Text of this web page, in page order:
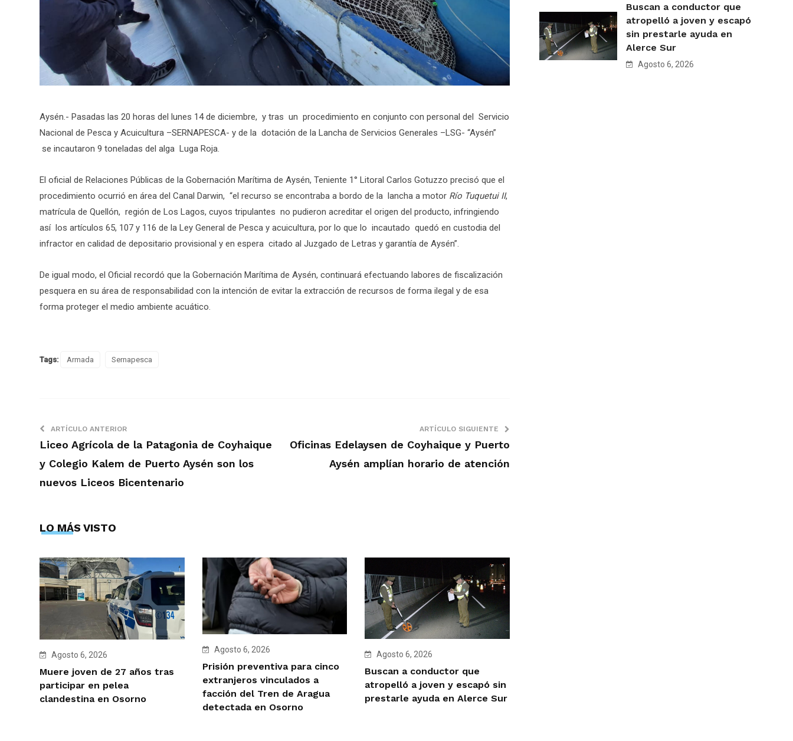
Aysén.- Pasadas las 20 horas del lunes 14 de diciembre, y tras un procedimiento en conjunto con personal del Servicio
Nacional de Pesca y Acuicultura –SERNAPESCA- y de la dotación de la Lancha de Servicios Generales –LSG- “Aysén”
se incautaron 9 toneladas del alga Luga Roja.
El oficial de Relaciones Públicas de la Gobernación Marítima de Aysén, Teniente 1° Litoral Carlos Gotuzzo precisó que el
procedimiento ocurrió en área del Canal Darwin, “el recurso se encontraba a bordo de la lancha a motor Río Tuquetui II,
matrícula de Quellón, región de Los Lagos, cuyos tripulantes no pudieron acreditar el origen del producto, infringiendo
así los artículos 65, 107 y 116 de la Ley General de Pesca y acuicultura, por lo que lo incautado quedó en custodia del
infractor en calidad de depositario provisional y en espera citado al Juzgado de Letras y garantía de Aysén”.
De igual modo, el Oficial recordó que la Gobernación Marítima de Aysén, continuará efectuando labores de fiscalización
pesquera en su área de responsabilidad con la intención de evitar la extracción de recursos de forma ilegal y de esa
forma proteger el medio ambiente acuático.
Tags: Armada Sernapesca
ARTÍCULO ANTERIOR
Liceo Agrícola de la Patagonia de Coyhaique
y Colegio Kalem de Puerto Aysén son los
nuevos Liceos Bicentenario
ARTÍCULO SIGUIENTE
Oficinas Edelaysen de Coyhaique y Puerto
Aysén amplían horario de atención
LO MÁS VISTO
Agosto 6, 2026
Muere joven de 27 años tras
participar en pelea
clandestina en Osorno
Agosto 6, 2026
Prisión preventiva para cinco
extranjeros vinculados a
facción del Tren de Aragua
detectada en Osorno
Agosto 6, 2026
Buscan a conductor que
atropelló a joven y escapó sin
prestarle ayuda en Alerce Sur
Buscan a conductor que
atropelló a joven y escapó
sin prestarle ayuda en
Alerce Sur
Agosto 6, 2026